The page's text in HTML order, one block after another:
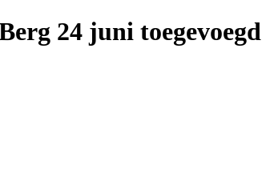
24 juni toegevoegd